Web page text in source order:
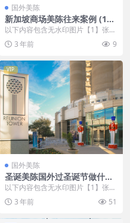
国外美陈
新加坡商场美陈往来案例 (158
7)北京市美程制作
以下内容包含无水印图片【1】张
，开通会员无障碍浏览 开通VIP会
员 3 年前 9
VIP
国外美陈
圣诞美陈国外过圣诞节做什么
美陈 (146)沈阳市美程制作
以下内容包含无水印图片【1】张
，开通会员无障碍浏览 开通VIP会
员 3 年前 51